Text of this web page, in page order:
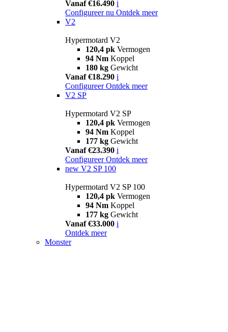
Vanaf €16.490 i
Configureer nu Ontdek meer
V2
Hypermotard V2
120,4 pk Vermogen
94 Nm Koppel
180 kg Gewicht
Vanaf €18.290 i
Configureer Ontdek meer
V2 SP
Hypermotard V2 SP
120,4 pk Vermogen
94 Nm Koppel
177 kg Gewicht
Vanaf €23.390 i
Configureer Ontdek meer
new V2 SP 100
Hypermotard V2 SP 100
120,4 pk Vermogen
94 Nm Koppel
177 kg Gewicht
Vanaf €33.000 i
Ontdek meer
Monster